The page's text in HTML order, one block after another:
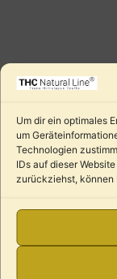
Um dir ein optimales
um
Technologien
IDs auf dieser
zurückziehst, können